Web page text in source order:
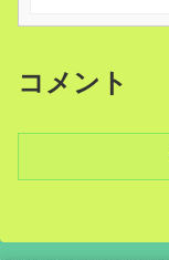
コメント